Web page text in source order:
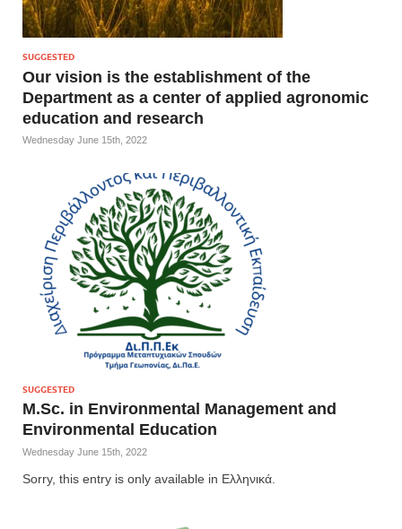
SUGGESTED
Our vision is the establishment of the
Department as a center of applied agronomic
education and research
Wednesday June 15th, 2022
SUGGESTED
M.Sc. in Environmental Management and
Environmental Education
Wednesday June 15th, 2022
Sorry, this entry is only available in Ελληνικά.